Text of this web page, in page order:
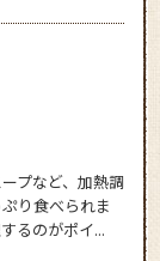
プなど、加熱調
り食べられま
るのがポイ...